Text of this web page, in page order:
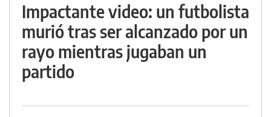
Impactante video: un futbolista
murió tras ser alcanzado por un
rayo mientras jugaban un
partido